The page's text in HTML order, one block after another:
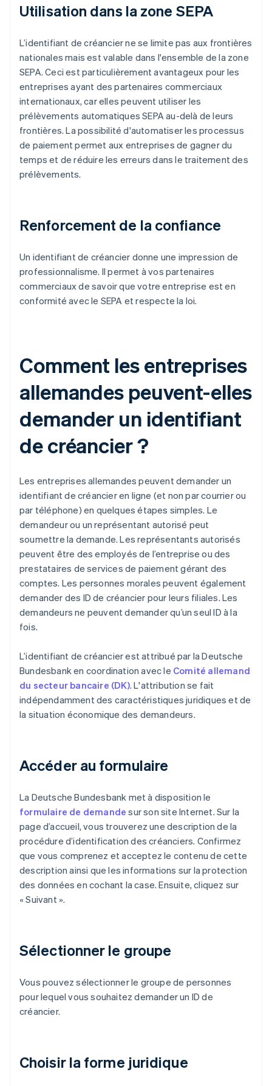
Utilisation dans la zone SEPA
L’identifiant de créancier ne se limite pas aux frontières
nationales mais est valable dans l'ensemble de la zone
SEPA. Ceci est particulièrement avantageux pour les
entreprises ayant des partenaires commerciaux
internationaux, car elles peuvent utiliser les
prélèvements automatiques SEPA au-delà de leurs
frontières. La possibilité d'automatiser les processus
de paiement permet aux entreprises de gagner du
temps et de réduire les erreurs dans le traitement des
prélèvements.
Renforcement de la confiance
Un identifiant de créancier donne une impression de
professionnalisme. Il permet à vos partenaires
commerciaux de savoir que votre entreprise est en
conformité avec le SEPA et respecte la loi.
Comment les entreprises
allemandes peuvent-elles
demander un identifiant
de créancier ?
Les entreprises allemandes peuvent demander un
identifiant de créancier en ligne (et non par courrier ou
par téléphone) en quelques étapes simples. Le
demandeur ou un représentant autorisé peut
soumettre la demande. Les représentants autorisés
peuvent être des employés de l’entreprise ou des
prestataires de services de paiement gérant des
comptes. Les personnes morales peuvent également
demander des ID de créancier pour leurs filiales. Les
demandeurs ne peuvent demander qu’un seul ID à la
fois.
L’identifiant de créancier est attribué par la Deutsche
Bundesbank en coordination avec le Comité allemand
du secteur bancaire (DK). L'attribution se fait
indépendamment des caractéristiques juridiques et de
la situation économique des demandeurs.
Accéder au formulaire
La Deutsche Bundesbank met à disposition le
formulaire de demande sur son site Internet. Sur la
page d’accueil, vous trouverez une description de la
procédure d’identification des créanciers. Confirmez
que vous comprenez et acceptez le contenu de cette
description ainsi que les informations sur la protection
des données en cochant la case. Ensuite, cliquez sur
« Suivant ».
Sélectionner le groupe
Vous pouvez sélectionner le groupe de personnes
pour lequel vous souhaitez demander un ID de
créancier.
Choisir la forme juridique